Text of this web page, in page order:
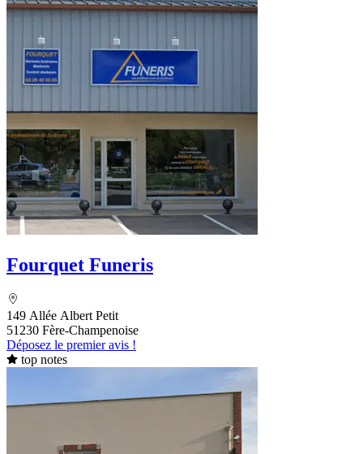
Fourquet Funeris
149 Allée Albert Petit
51230 Fère-Champenoise
Déposez le premier avis !
top notes